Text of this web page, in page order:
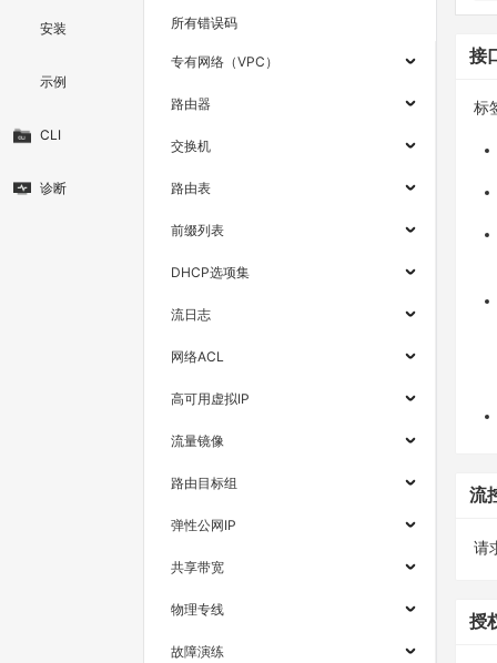
安装
示例
CLI
诊断
所有错误码
专有网络（VPC）
路由器
交换机
路由表
前缀列表
DHCP选项集
流日志
网络ACL
高可用虚拟IP
流量镜像
路由目标组
弹性公网IP
共享带宽
物理专线
故障演练
接
标
流
请
授